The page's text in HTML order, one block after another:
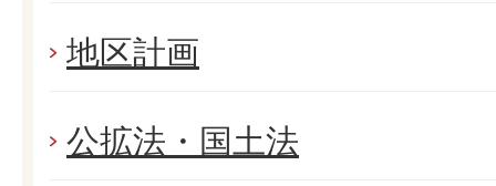
地区計画
公拡法・国土法